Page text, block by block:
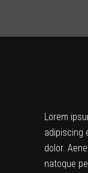
Lorem
adipiscing
dolor.
natoque